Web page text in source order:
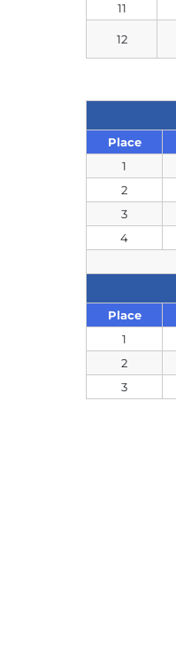
11
12
Place
1
2
3
4
Place
1
2
3